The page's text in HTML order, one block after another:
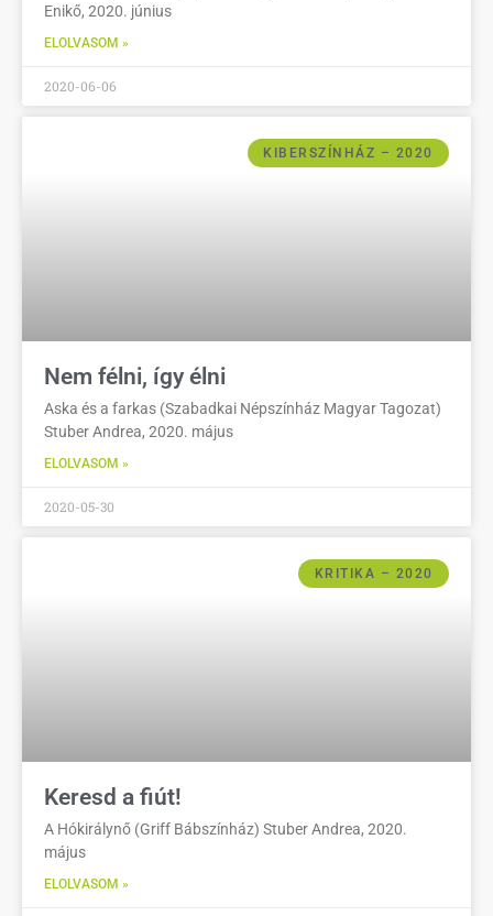
Enikő, 2020. június
ELOLVASOM »
2020-06-06
KIBERSZÍNHÁZ – 2020
Nem félni, így élni
Aska és a farkas (Szabadkai Népszínház Magyar Tagozat)
Stuber Andrea, 2020. május
ELOLVASOM »
2020-05-30
KRITIKA – 2020
Keresd a fiút!
A Hókirálynő (Griff Bábszínház) Stuber Andrea, 2020.
május
ELOLVASOM »